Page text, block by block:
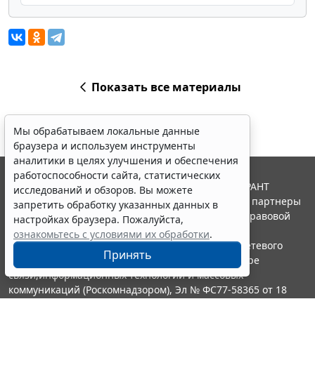
Показать все материалы
Мы обрабатываем локальные данные
браузера и используем инструменты
аналитики в целях улучшения и обеспечения
работоспособности сайта, статистических
исследований и обзоров. Вы можете
запретить обработку указанных данных в
настройках браузера. Пожалуйста,
ознакомьтесь с условиями их обработки.
Принять
© ООО "НПП "ГАРАНТ-СЕРВИС", 2026. Система ГАРАНТ
выпускается с 1990 года. Компания "Гарант" и ее партнеры
являются участниками Российской ассоциации правовой
информации ГАРАНТ.
Портал ГАРАНТ.РУ зарегистрирован в качестве сетевого
издания Федеральной службой по надзору в сфере
связи,информационных технологий и массовых
коммуникаций (Роскомнадзором), Эл № ФС77-58365 от 18